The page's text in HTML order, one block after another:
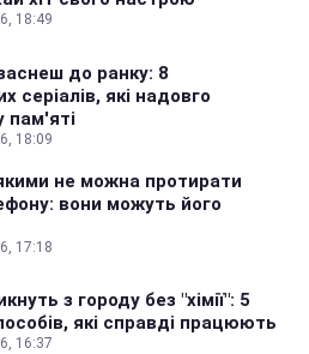
18:49
до ранку: 8
серіалів, які надовго
пам'яті
18:09
не можна протирати
вони можуть його
17:18
з городу без "хімії": 5
які справді працюють
16:37